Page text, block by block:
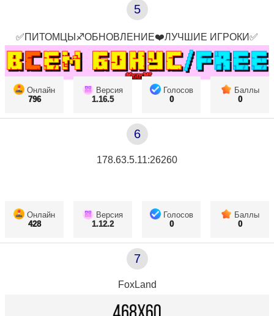
5
✅ПИТОМЦЫ♐ОБНОВЛЕНИЕ❤️ЛУЧШИЕ ИГРОКИ✅
Онлайн
796
Версия
1.16.5
Голосов
0
Баллы
0
6
178.63.5.11:26260
Онлайн
428
Версия
1.12.2
Голосов
0
Баллы
0
7
FoxLand